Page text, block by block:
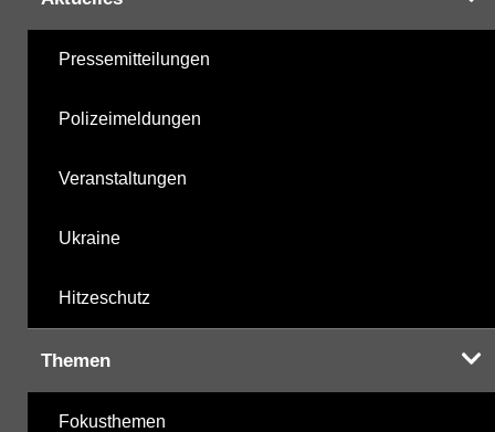
Pressemitteilungen
Polizeimeldungen
Veranstaltungen
Ukraine
Hitzeschutz
Themen
Fokusthemen